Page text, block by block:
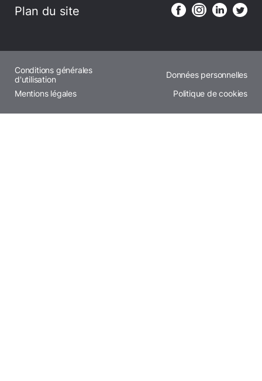
Plan du site
Conditions générales
d'utilisation
Données personnelles
Mentions légales
Politique de cookies